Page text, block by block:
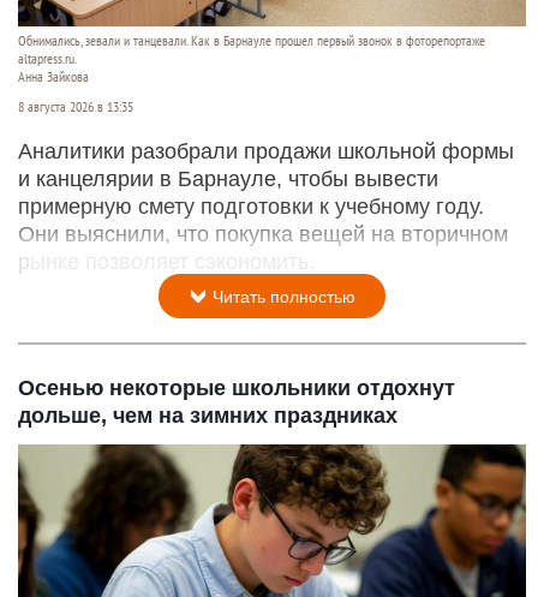
Обнимались, зевали и танцевали. Как в Барнауле прошел первый звонок в фоторепортаже
altapress.ru.
Анна Зайкова
8 августа 2026 в 13:35
Аналитики разобрали продажи школьной формы
и канцелярии в Барнауле, чтобы вывести
примерную смету подготовки к учебному году.
Они выяснили, что покупка вещей на вторичном
рынке позволяет сэкономить.
Читать полностью
Осенью некоторые школьники отдохнут
дольше, чем на зимних праздниках